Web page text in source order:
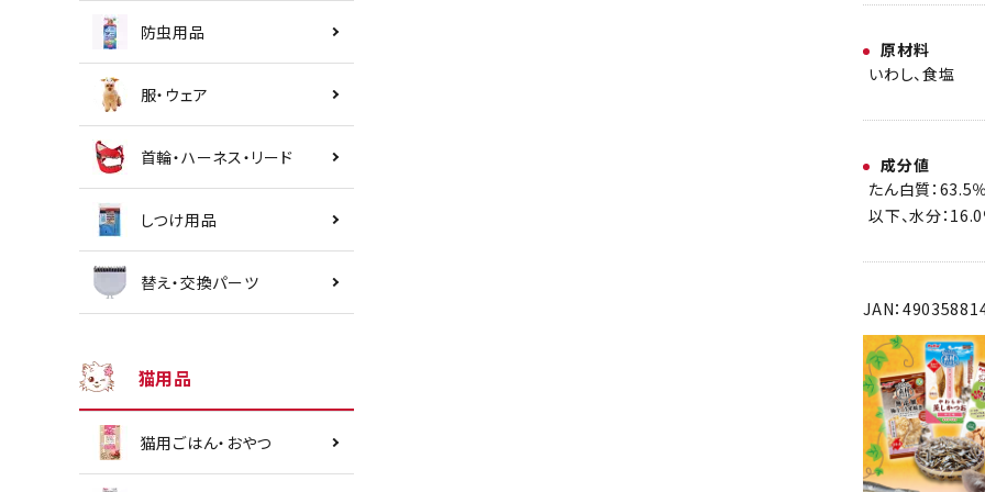
防虫用品
服・ウェア
首輪・ハーネス・リード
しつけ用品
替え・交換パーツ
猫用品
猫用ごはん・おやつ
原材料
いわし、食塩
成分値
たん白質：63.5
以下、水分：
JAN：